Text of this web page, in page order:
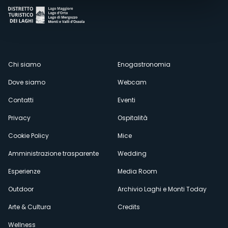
Menù
secondario
Chi siamo
Dove siamo
Contatti
Privacy
Cookie Policy
Amministrazione trasparente
Esperienze
Outdoor
Arte & Cultura
Wellness
Enogastronomia
Webcam
Eventi
Ospitalità
Mice
Wedding
Media Room
Archivio Laghi e Monti Today
Credits